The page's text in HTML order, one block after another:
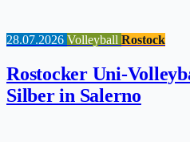
28.07.2026 Volleyball Rostock
Rostocker Uni-
Silber in Salerno